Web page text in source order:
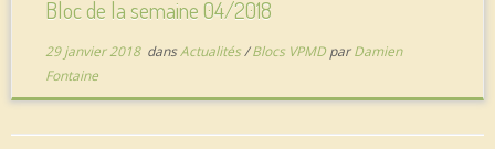
Bloc de la semaine 04/2018
29 janvier 2018dansActualités/Blocs VPMD parDamien
Fontaine